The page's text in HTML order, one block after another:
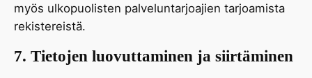
myös ulkopuolisten palveluntarjoajien tarjoamista
rekistereistä.
7. Tietojen luovuttaminen ja siirtäminen